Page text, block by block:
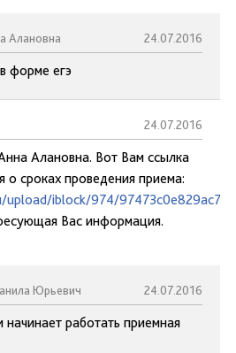
Алановна 24.07.2016
форме егэ
24.07.2016
Алановна. Вот Вам ссылка
сроках проведения приема:
upload/iblock/974/
Вас информация.
Юрьевич 24.07.2016
начинает работать приемная